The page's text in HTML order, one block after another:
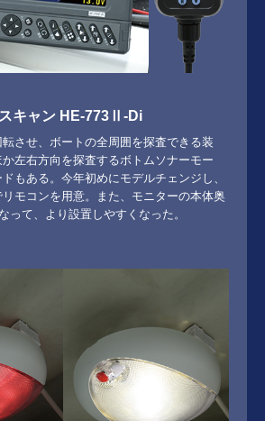
キャン HE-773Ⅱ-Di
させ、ボートの全周囲を探査できる装
左右方向を探査するボトムソナーモー
もある。今年初めにモデルチェンジし、
モコンを用意。また、モニターの本体奥
って、より設置しやすくなった。